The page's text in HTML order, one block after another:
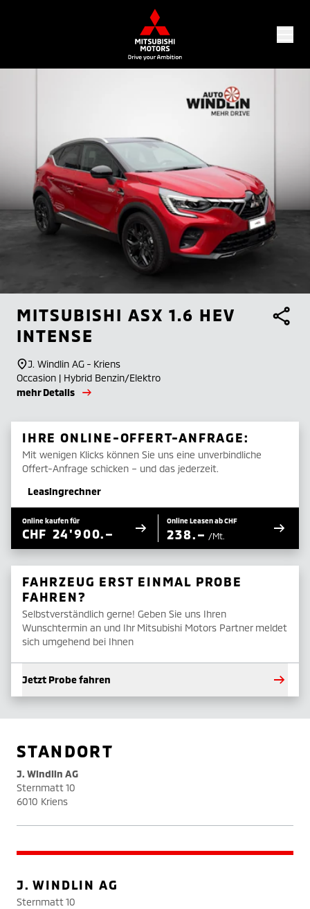
MITSUBISHI ASX 1.6 HEV
INTENSE
J. Windlin AG - Kriens
Occasion | Hybrid Benzin/Elektro
mehr Details
IHRE ONLINE-OFFERT-ANFRAGE:
Mit wenigen Klicks können Sie uns eine unverbindliche
Offert-Anfrage schicken – und das jederzeit.
Leasingrechner
Online kaufen für
CHF 24'900.–
Online Leasen ab CHF
238.– /Mt.
FAHRZEUG ERST EINMAL PROBE
FAHREN?
Selbstverständlich gerne! Geben Sie uns Ihren
Wunschtermin an und Ihr Mitsubishi Motors Partner meldet
sich umgehend bei Ihnen
Jetzt Probe fahren
STANDORT
J. Windlin AG
Sternmatt 10
6010 Kriens
J. WINDLIN AG
Sternmatt 10